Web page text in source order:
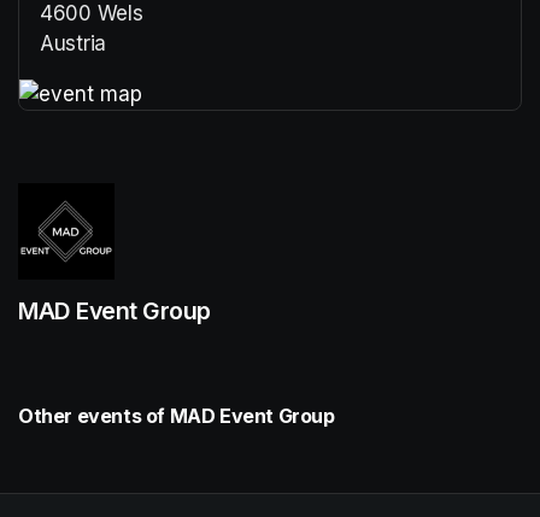
4600 Wels
Austria
MAD Event Group
Other events of MAD Event Group